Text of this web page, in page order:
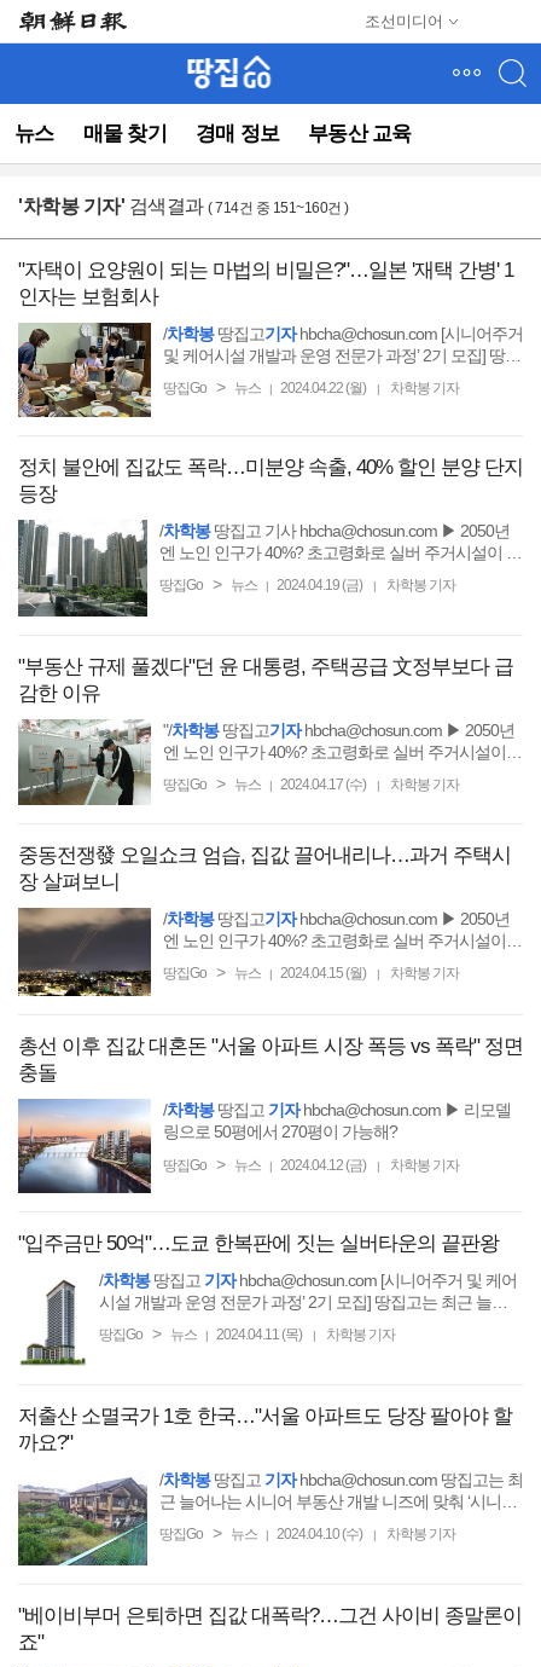
조선미디어
뉴스 매물 찾기 경매 정보 부동산 교육
뉴
(컨
영
동)
'차학봉 기자' 검색결과 ( 714건 중 151~160건 )
"자택이 요양원이 되는 마법의 비밀은?"…일본 '재택 간병' 1
인자는 보험회사
/차학봉땅집고기자hbcha@chosun.com [시니어주거
및 케어시설 개발과 운영 전문가 과정’ 2기 모집] 땅집
땅집Go > 뉴스 2024.04.22 (월) 차학봉 기자
정치 불안에 집값도 폭락…미분양 속출, 40% 할인 분양 단지
등장
/차학봉땅집고 기사 hbcha@chosun.com ▶ 2050년
엔 노인 인구가 40%? 초고령화로 실버 주거시설이 뜬
땅집Go > 뉴스 2024.04.19 (금) 차학봉 기자
"부동산 규제 풀겠다"던 윤 대통령, 주택공급 文정부보다 급
감한 이유
"/차학봉땅집고기자hbcha@chosun.com ▶ 2050년
엔 노인 인구가 40%? 초고령화로 실버 주거시설이
땅집Go > 뉴스 2024.04.17 (수) 차학봉 기자
중동전쟁發 오일쇼크 엄습, 집값 끌어내리나…과거 주택시
장 살펴보니
/차학봉땅집고기자hbcha@chosun.com ▶ 2050년
엔 노인 인구가 40%? 초고령화로 실버 주거시설이
땅집Go > 뉴스 2024.04.15 (월) 차학봉 기자
총선 이후 집값 대혼돈 "서울 아파트 시장 폭등 vs 폭락" 정면
충돌
/차학봉땅집고 기자hbcha@chosun.com ▶ 리모델
링으로 50평에서 270평이 가능해?
땅집Go > 뉴스 | 2024.04.12 (금) | 차학봉 기자
"입주금만 50억"…도쿄 한복판에 짓는 실버타운의 끝판왕
/차학봉땅집고 기자hbcha@chosun.com [시니어주거 및 케어
시설 개발과 운영 전문가 과정’ 2기 모집] 땅집고는 최근 늘어
땅집Go > 뉴스 | 2024.04.11 (목) | 차학봉 기자
저출산 소멸국가 1호 한국…"서울 아파트도 당장 팔아야 할
까요?"
/차학봉땅집고 기자hbcha@chosun.com 땅집고는 최
근 늘어나는 시니어 부동산 개발 니즈에 맞춰 ‘시니어
땅집Go > 뉴스 | 2024.04.10 (수) | 차학봉 기자
"베이비부머 은퇴하면 집값 대폭락?…그건 사이비 종말론이
죠"